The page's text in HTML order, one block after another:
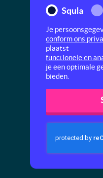
Squla
Je
conform ons
plaatst
functionele en
je een optimale
bieden.